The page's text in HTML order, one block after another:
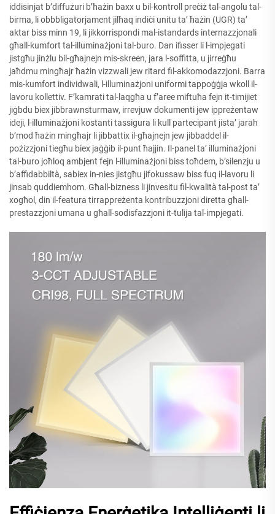
iddisinjat b’diffużuri b’ħażin baxx u bil-kontroll preċiż tal-angolu tal-
birma, li obbbligatorjament jilħaq indiċi unitu ta’ ħażin (UGR) ta’
aktar biss minn 19, li jikkorrispondi mal-istandards internazzjonali
għall-kumfort tal-illuminażjoni tal-buro. Dan ifisser li l-impjegati
jistgħu jinżlu bil-għajnejn mis-skreen, jara l-soffitta, u jirreġħu
jaħdmu mingħajr ħażin vizzwali jew ritard fil-akkomodazzjoni. Barra
mis-kumfort individwali, l-illuminażjoni uniformi tappoġġja wkoll il-
lavoru kollettiv. F’kamrati tal-laqgħa u f’aree miftuħa fejn it-timijiet
jiġbdu biex jibbrawnsturmaw, irrevjuw dokumenti jew ippreżentaw
ideji, l-illuminażjoni kostanti tassigura li kull partecipant jista’ jarah
b’mod ħażin mingħajr li jibbattix il-għajnejn jew jibbaddel il-
pożizzjoni tiegħu biex jaġġib il-punt ħajjin. Il-panel ta’ illuminażjoni
tal-buro joħloq ambjent fejn l-illuminażjoni biss toħdem, b’silenzju u
b’affidabbiltà, sabiex in-nies jistgħu jifokussaw biss fuq il-lavoru li
jinsab quddiemhom. Għall-bizness li jinvesitu fil-kwalità tal-post ta’
xogħol, din il-featura tirrappreżenta kontribuzzjoni diretta għall-
prestazzjoni umana u għall-sodisfazzjoni it-tulija tal-impjegati.